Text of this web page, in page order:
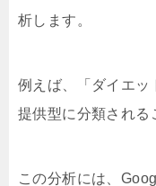
析します。
例えば、「ダイエッ
提供型に分類される
この分析には、